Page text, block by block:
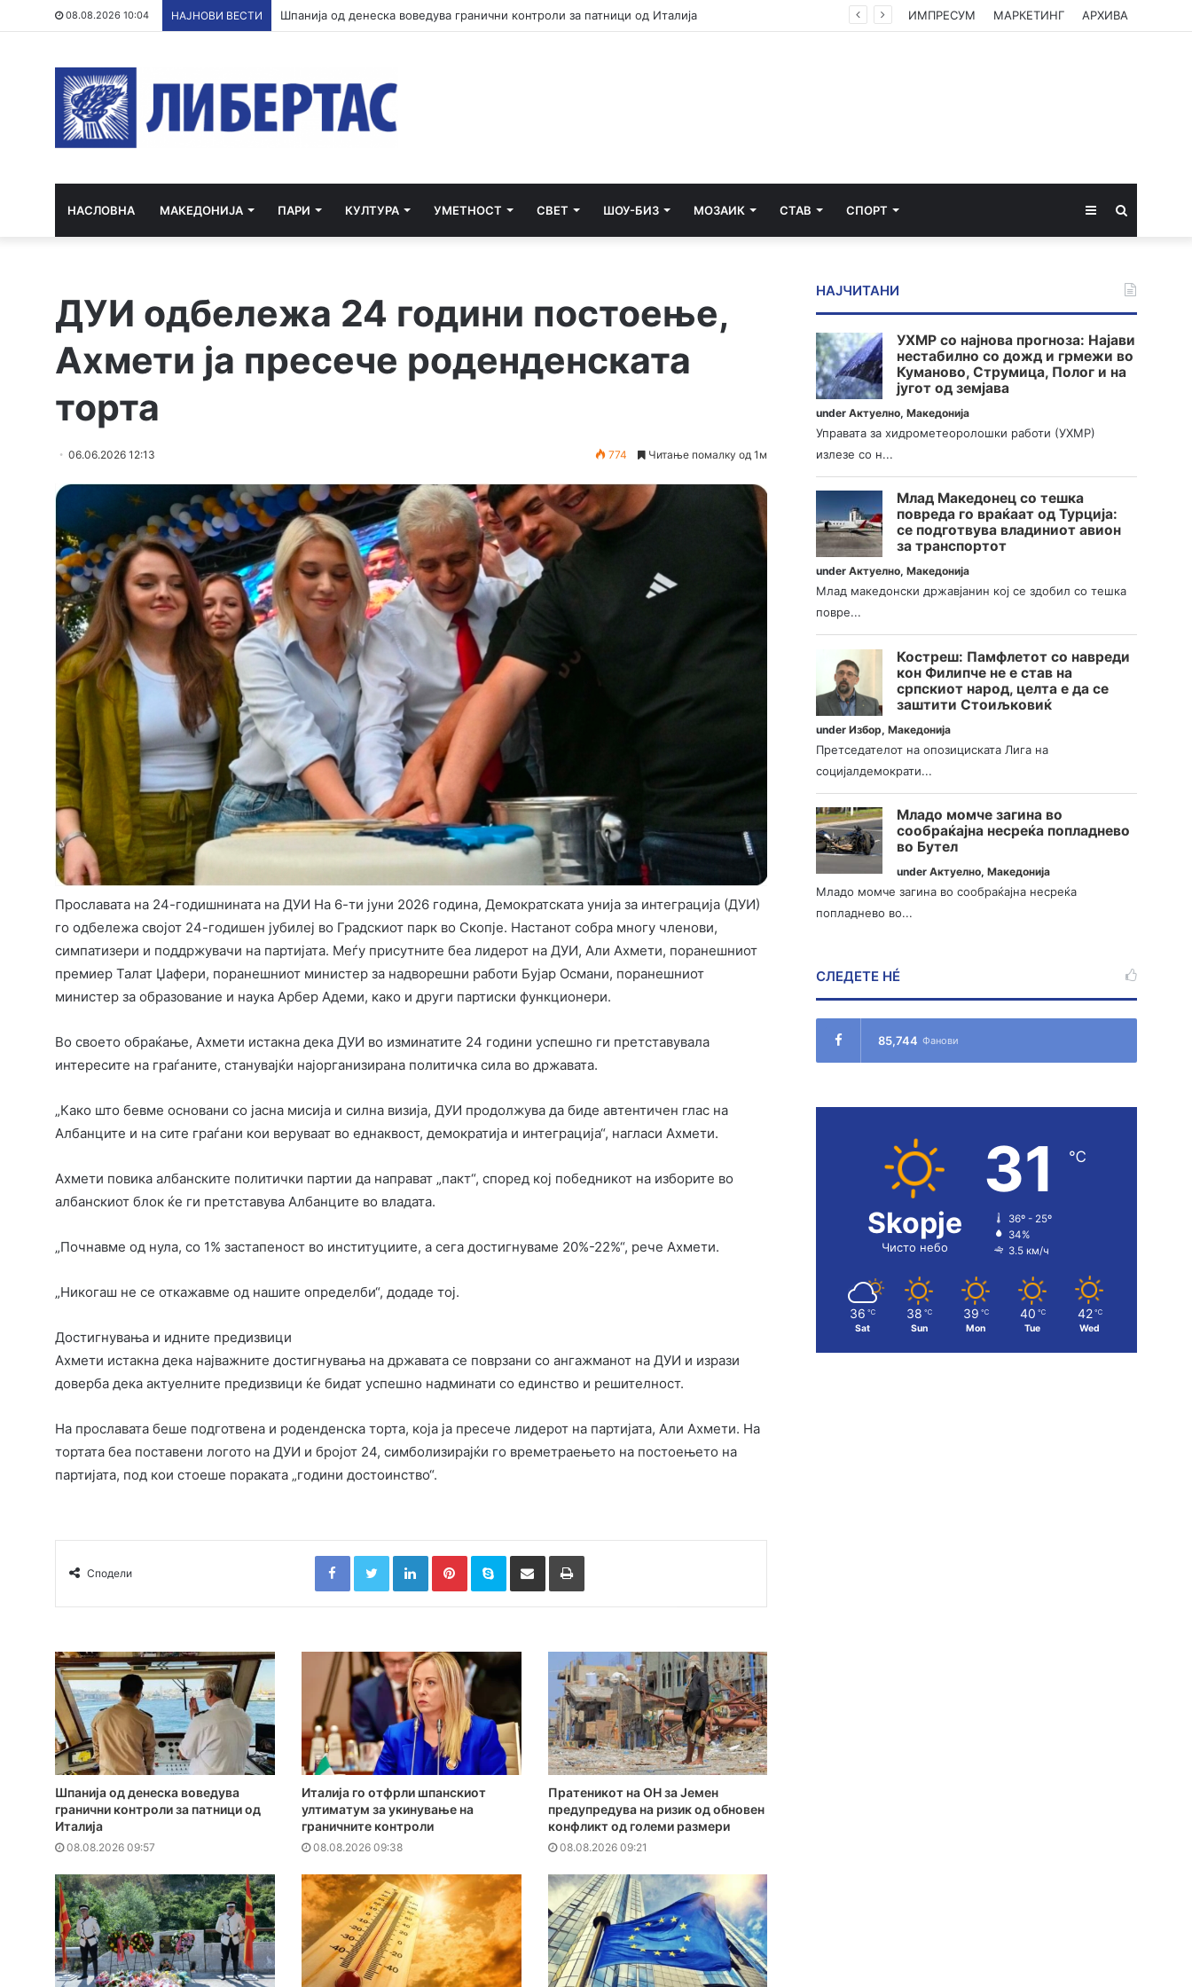
08.08.2026 10:04 НАЈНОВИ ВЕСТИ Италија го отфрли шпанскиот ултиматум за укинување на граничните контроли ИМПРЕСУМ МАРКЕТИНГ АРХИВА
НАСЛОВНА МАКЕДОНИЈА ПАРИ КУЛТУРА УМЕТНОСТ СВЕТ ШОУ-БИЗ МОЗАИК СТАВ СПОРТ Sidebar
ДУИ одбележа 24 години постоење,
Ахмети ја пресече роденденската
торта
06.06.2026 12:13 774 Читање помалку од 1м
Прославата на 24-годишнината на ДУИ На 6-ти јуни 2026 година, Демократската унија за интеграција (ДУИ)
го одбележа својот 24-годишен јубилеј во Градскиот парк во Скопје. Настанот собра многу членови,
симпатизери и поддржувачи на партијата. Меѓу присутните беа лидерот на ДУИ, Али Ахмети, поранешниот
премиер Талат Џафери, поранешниот министер за надворешни работи Бујар Османи, поранешниот
министер за образование и наука Арбер Адеми, како и други партиски функционери.
Во своето обраќање, Ахмети истакна дека ДУИ во изминатите 24 години успешно ги претставувала
интересите на граѓаните, станувајќи најорганизирана политичка сила во државата.
„Како што бевме основани со јасна мисија и силна визија, ДУИ продолжува да биде автентичен глас на
Албанците и на сите граѓани кои веруваат во еднаквост, демократија и интеграција“, нагласи Ахмети.
Ахмети повика албанските политички партии да направат „пакт“, според кој победникот на изборите во
албанскиот блок ќе ги претставува Албанците во владата.
„Почнавме од нула, со 1% застапеност во институциите, а сега достигнуваме 20%-22%“, рече Ахмети.
„Никогаш не се откажавме од нашите определби“, додаде тој.
Достигнувања и идните предизвици
Ахмети истакна дека најважните достигнувања на државата се поврзани со ангажманот на ДУИ и изрази
доверба дека актуелните предизвици ќе бидат успешно надминати со единство и решителност.
На прославата беше подготвена и роденденска торта, која ја пресече лидерот на партијата, Али Ахмети. На
тортата беа поставени логото на ДУИ и бројот 24, симболизирајќи го времетраењето на постоењето на
партијата, под кои стоеше пораката „години достоинство“.
Сподели
FacebookTwitterLinkedInPinterestSkype Сподели преку Е-маил Испринтај
Шпанија од денеска воведува
гранични контроли за патници од
Италија
08.08.2026 09:57
Италија го отфрли шпанскиот
ултиматум за укинување на
граничните контроли
08.08.2026 09:38
Пратеникот на ОН за Јемен
предупредува на ризик од обновен
конфликт од големи размери
08.08.2026 09:21
НАЈЧИТАНИ
УХМР со најнова прогноза: Најави
нестабилно со дожд и грмежи во
Куманово, Струмица, Полог и на
југот од земјава
underАктуелно,Македонија
Управата за хидрометеоролошки работи (УХМР)
излезе со н...
Млад Македонец со тешка
повреда го враќаат од Турција:
се подготвува владиниот авион
за транспортот
underАктуелно,Македонија
Млад македонски државјанин кој се здобил со тешка
повре...
Костреш: Памфлетот со навреди
кон Филипче не е став на
српскиот народ, целта е да се
заштити Стоиљковиќ
underИзбор,Македонија
Претседателот на опозициската Лига на
социјалдемократи...
Младо момче загина во
сообраќајна несреќа попладнево
во Бутел
underАктуелно,Македонија
Младо момче загина во сообраќајна несреќа
попладнево во...
СЛЕДЕТЕ НÉ
85,744 Фанови
Skopje
Чисто небо
31 ℃
36º - 25º
34%
3.5 км/ч
36 ℃
Sat
38 ℃
Sun
39 ℃
Mon
40 ℃
Tue
42 ℃
Wed